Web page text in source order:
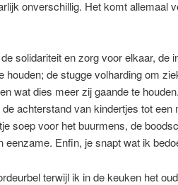
onverschillig. Het komt allemaal
solidariteit en zorg voor elkaar, de
houden; de stugge volharding om
wat dies meer zij gaande te
achterstand van kindertjes tot
soep voor het buurmens, de
eenzame. Enfin, je snapt wat ik
terwijl ik in de keuken het